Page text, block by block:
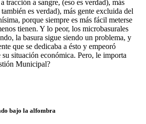
tracción a sangre, (eso es verdad), más
es verdad), más gente excluida del
porque siempre es más fácil meterse
tienen. Y lo peor, los microbasurales
la basura sigue siendo un problema, y
que se dedicaba a ésto y empeoró
su situación económica. Pero, le importa
Municipal?
bajo la alfombra